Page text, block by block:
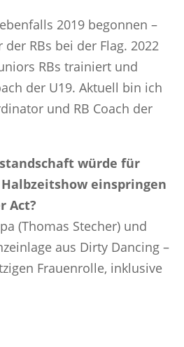
2019 begonnen –
RBs bei der Flag. 2022
RBs trainiert und
der U19. Aktuell bin ich
und RB Coach der
würde für
einspringen
Act?
(Thomas Stecher) und
aus Dirty Dancing –
Frauenrolle, inklusive